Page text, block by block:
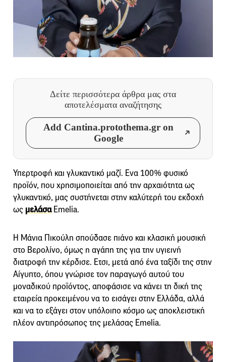
Δείτε περισσότερα άρθρα μας στα
αποτελέσματα αναζήτησης
Add Cantina.protothema.gr on
Google
Υπερτροφή και γλυκαντικό μαζί. Ενα 100% φυσικό
προϊόν, που χρησιμοποιείται από την αρχαιότητα ως
γλυκαντικό, μας συστήνεται στην καλύτερή του εκδοχή
ως μελάσαEmelia.
H Mάνια Πικούλη σπούδασε πιάνο και κλασική μουσική
στο Βερολίνο, όμως η αγάπη της για την υγιεινή
διατροφή την κέρδισε. Ετσι, μετά από ένα ταξίδι της στην
Αίγυπτο, όπου γνώρισε τον παραγωγό αυτού του
μοναδικού προϊόντος, αποφάσισε να κάνει τη δική της
εταιρεία προκειμένου να το εισάγει στην Ελλάδα, αλλά
και να το εξάγει στον υπόλοιπο κόσμο ως αποκλειστική
πλέον αντιπρόσωπος της μελάσας Emelia.